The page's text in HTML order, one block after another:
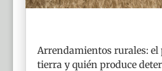
Arrendamientos rurales: el
tierra y quién produce